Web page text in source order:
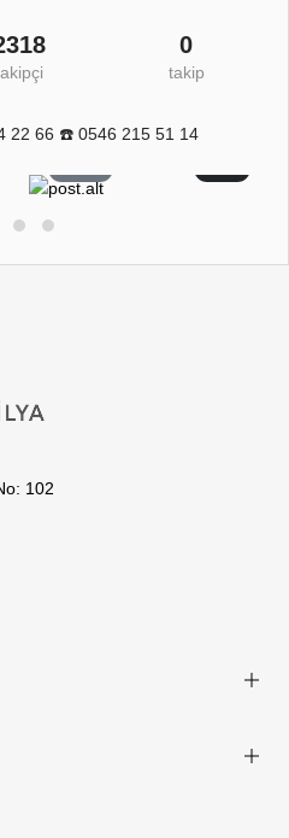
0
takip
22 66 ☎️ 0546 215 51 14
102